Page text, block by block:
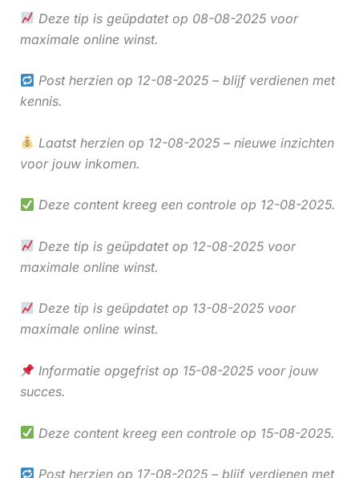
Deze tip is geüpdatet op 08-08-2025 voor
maximale online winst.
Post herzien op 12-08-2025 – blijf verdienen met
kennis.
Laatst herzien op 12-08-2025 – nieuwe inzichten
voor jouw inkomen.
Deze content kreeg een controle op 12-08-2025.
Deze tip is geüpdatet op 12-08-2025 voor
maximale online winst.
Deze tip is geüpdatet op 13-08-2025 voor
maximale online winst.
Informatie opgefrist op 15-08-2025 voor jouw
succes.
Deze content kreeg een controle op 15-08-2025.
Post herzien op 17-08-2025 – blijf verdienen met